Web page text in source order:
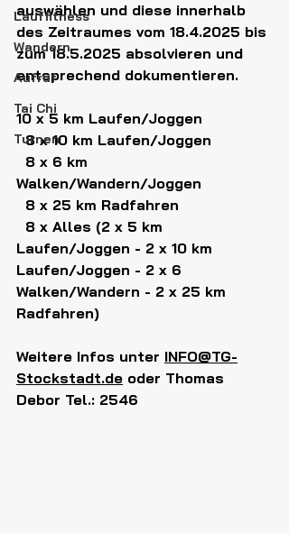
Lauffitness
Wandern
Aufruf
Tai Chi
Turnen
auswählen und diese innerhalb
des Zeitraumes vom 18.4.2025 bis
zum 18.5.2025 absolvieren und
entsprechend dokumentieren.
10 x 5 km Laufen/Joggen
8 x 10 km Laufen/Joggen
8 x 6 km
Walken/Wandern/Joggen
8 x 25 km Radfahren
8 x Alles (2 x 5 km
Laufen/Joggen - 2 x 10 km
Laufen/Joggen - 2 x 6
Walken/Wandern - 2 x 25 km
Radfahren)
Weitere Infos unter INFO@TG-
Stockstadt.de oder Thomas
Debor Tel.: 2546